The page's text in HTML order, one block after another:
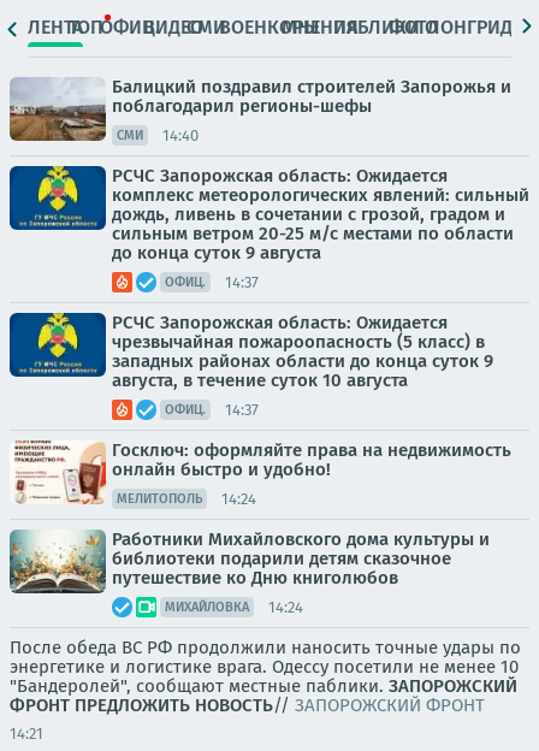
ЛЕНТАТОПОФИЦ.ВИДЕОСМИВОЕНКОРЫМНЕНИЯПАБЛИКИ
ФОТОЛОНГРИДЫ
Балицкий поздравил строителей Запорожья и
поблагодарил регионы-шефы
СМИ 14:40
РСЧС Запорожская область: Ожидается
комплекс метеорологических явлений: сильный
дождь, ливень в сочетании с грозой, градом и
сильным ветром 20-25 м/с местами по области
до конца суток 9 августа
ОФИЦ. 14:37
РСЧС Запорожская область: Ожидается
чрезвычайная пожароопасность (5 класс) в
западных районах области до конца суток 9
августа, в течение суток 10 августа
ОФИЦ. 14:37
Госключ: оформляйте права на недвижимость
онлайн быстро и удобно!
МЕЛИТОПОЛЬ 14:24
Работники Михайловского дома культуры и
библиотеки подарили детям сказочное
путешествие ко Дню книголюбов
МИХАЙЛОВКА 14:24
После обеда ВС РФ продолжили наносить точные удары по
энергетике и логистике врага. Одессу посетили не менее 10
"Бандеролей", сообщают местные паблики. ЗАПОРОЖСКИЙ
ФРОНТ ПРЕДЛОЖИТЬ НОВОСТЬ// ЗАПОРОЖСКИЙ ФРОНТ
14:21